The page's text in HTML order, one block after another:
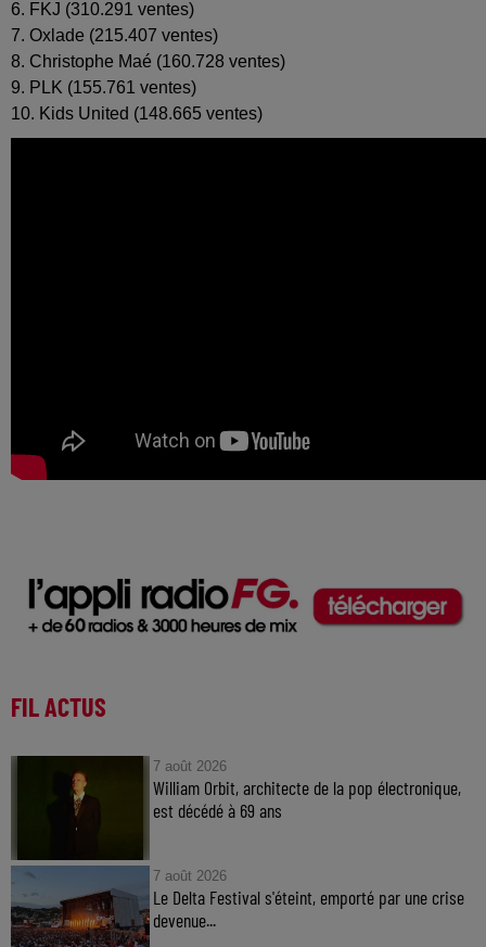
6. FKJ (310.291 ventes)
7. Oxlade (215.407 ventes)
8. Christophe Maé (160.728 ventes)
9. PLK (155.761 ventes)
10. Kids United (148.665 ventes)
FIL ACTUS
7 août 2026
William Orbit, architecte de la pop électronique,
est décédé à 69 ans
7 août 2026
Le Delta Festival s'éteint, emporté par une crise
devenue...